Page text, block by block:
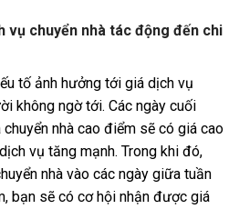
vụ chuyển nhà tác động đến chi
tố ảnh hưởng tới giá dịch vụ
không ngờ tới. Các ngày cuối
nhà cao điểm sẽ có giá cao
vụ tăng mạnh. Trong khi đó,
nhà vào các ngày giữa tuần
bạn sẽ có cơ hội nhận được giá